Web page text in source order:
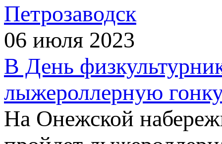
Петрозаводск
06 июля 2023
​В День
лыжероллерную
На Онежской